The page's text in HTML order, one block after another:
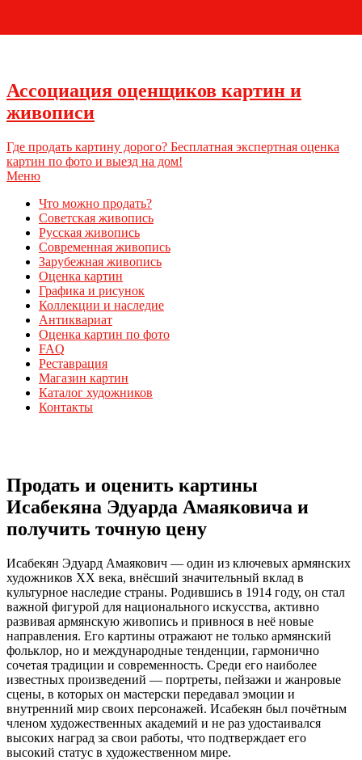
Ассоциация оценщиков картин и
живописи
Где продать картину дорого? Бесплатная экспертная оценка
картин по фото и выезд на дом!
Меню
Что можно продать?
Советская живопись
Русская живопись
Современная живопись
Зарубежная живопись
Оценка картин
Графика и рисунок
Коллекции и наследие
Антиквариат
Оценка картин по фото
FAQ
Реставрация
Магазин картин
Каталог художников
Контакты
Продать и оценить картины
Исабекяна Эдуарда Амаяковича и
получить точную цену
Исабекян Эдуард Амаякович — один из ключевых армянских
художников XX века, внёсший значительный вклад в
культурное наследие страны. Родившись в 1914 году, он стал
важной фигурой для национального искусства, активно
развивая армянскую живопись и привнося в неё новые
направления. Его картины отражают не только армянский
фольклор, но и международные тенденции, гармонично
сочетая традиции и современность. Среди его наиболее
известных произведений — портреты, пейзажи и жанровые
сцены, в которых он мастерски передавал эмоции и
внутренний мир своих персонажей. Исабекян был почётным
членом художественных академий и не раз удостаивался
высоких наград за свои работы, что подтверждает его
высокий статус в художественном мире.